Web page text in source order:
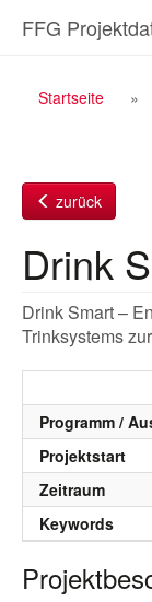
InhaltFFG
Startseite
zurück
Drink
Drink Smart –
Trinksystems
Programm /
Projektstart
Zeitraum
Keywords